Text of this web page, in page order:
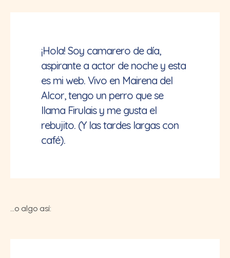
¡Hola! Soy camarero de día,
aspirante a actor de noche y esta
es mi web. Vivo en Mairena del
Alcor, tengo un perro que se
llama Firulais y me gusta el
rebujito. (Y las tardes largas con
café).
…o algo así: